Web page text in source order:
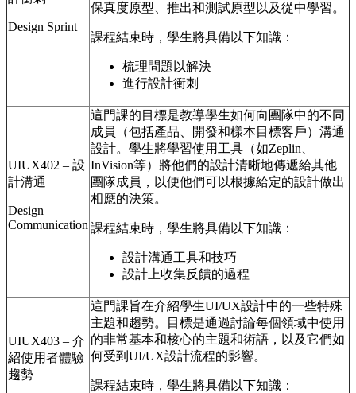
Design Sprint
保真度原型、推出和測試原型以及從中學習。
課程結束時，學生將具備以下知識：
梳理問題以解決
進行設計衝刺
UIUX402 – 設
計溝通
Design
Communication
這門課的目標是教導學生如何向團隊中的不同
成員（包括產品、開發和樣本目標客戶）溝通
設計。學生將學習使用工具（如Zeplin、
InVision等）將他們的設計清晰地傳遞給其他
團隊成員，以便他們可以根據給定的設計做出
相應的決策。
課程結束時，學生將具備以下知識：
設計溝通工具和技巧
設計上收集反饋的過程
UIUX403 – 介
紹使用者體驗
趨勢
這門課旨在介紹學生UI/UX設計中的一些特殊
主題和趨勢。目標是通過討論每個領域中使用
的非常基本和核心的主題和術語，以及它們如
何受到UI/UX設計流程的影響。
課程結束時，學生將具備以下知識：